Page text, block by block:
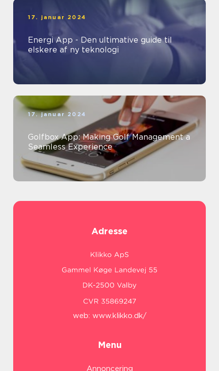
17. januar 2024
Energi App - Den ultimative guide til
elskere af ny teknologi
17. januar 2024
Golfbox App: Making Golf Management a
Seamless Experience
Adresse
web: www.klikko.dk/
Menu
Annoncering